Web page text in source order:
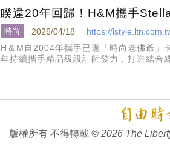
睽違20年回歸！H&M攜手
時尚 2026/04/18
https://
H＆M自2004年攜手已逝「時尚老佛爺
年持續攜手精品級設計師發力，打造結合
台灣消費者可於微風松高門市與官網入手
版權所有 不得轉載 © 2026 The